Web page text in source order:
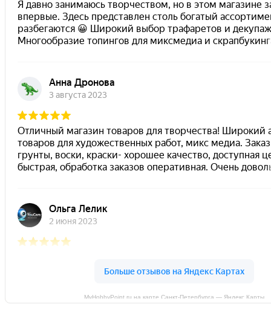
MyHobbyPoint.ru на карте Санкт‑Петербурга — Яндекс Карты